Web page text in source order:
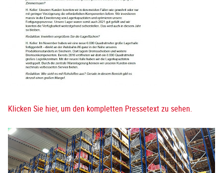
Klicken Sie hier, um den kompletten Pressetext zu sehen.